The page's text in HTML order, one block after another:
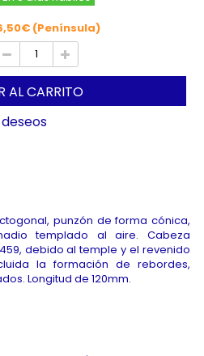
(Península)
AL CARRITO
punzón de forma cónica,
templado al aire. Cabeza
debido al temple y el revenido
la formación de rebordes,
Longitud de 120mm.